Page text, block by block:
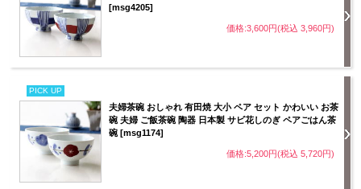
[msg4205]
価格:3,600円(税込 3,960円)
PICK UP
夫婦茶碗 おしゃれ 有田焼 大小 ペア セット かわいい お茶
碗 夫婦 ご飯茶碗 陶器 日本製 サビ花しのぎ ペアごはん茶
碗 [msg1174]
価格:5,200円(税込 5,720円)